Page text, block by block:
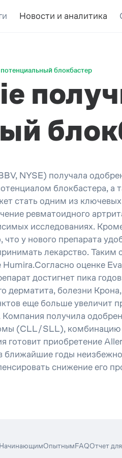
Новости и аналитика
блокбастер
NYSE) получала
блокбастера,
стать одним из
ревматоидного
исследованиях.
у нового препарата
лекарство.
оценке
достигнет пика
болезни
еще больше увеличит
получила
(CLL/SLL), комбинацию
готовит приобретение
ближайшие годы
снижение его
НачинающимОпытнымFAQОтчет